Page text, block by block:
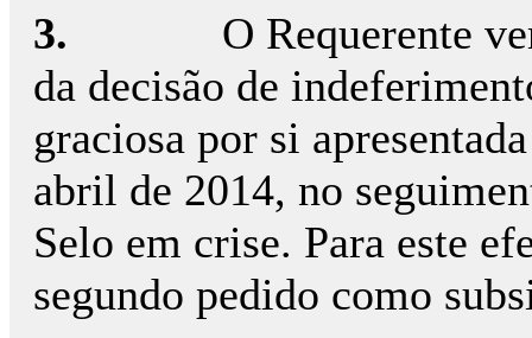
3. O Requerente
da decisão de
graciosa por si
abril de 2014, no
Selo em crise. Para este
segundo pedido como